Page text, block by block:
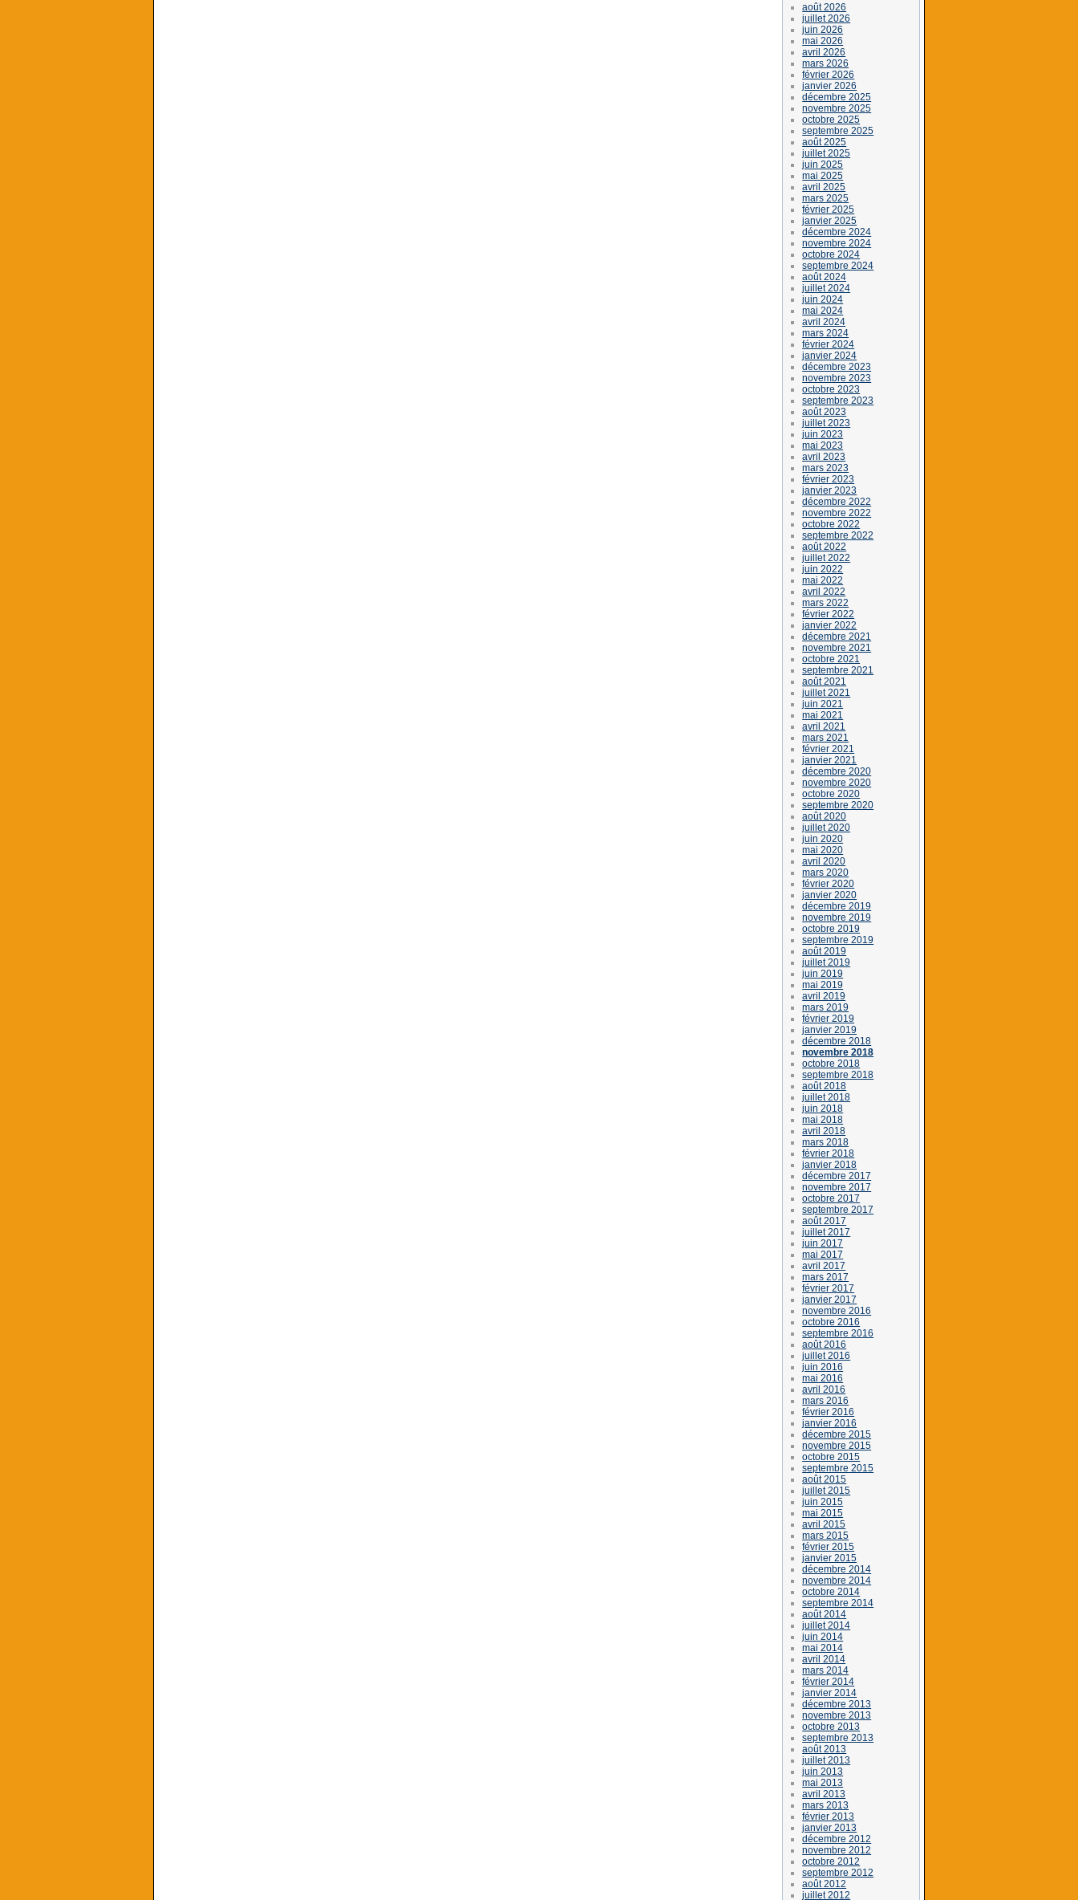
août 2026
juillet 2026
juin 2026
mai 2026
avril 2026
mars 2026
février 2026
janvier 2026
décembre 2025
novembre 2025
octobre 2025
septembre 2025
août 2025
juillet 2025
juin 2025
mai 2025
avril 2025
mars 2025
février 2025
janvier 2025
décembre 2024
novembre 2024
octobre 2024
septembre 2024
août 2024
juillet 2024
juin 2024
mai 2024
avril 2024
mars 2024
février 2024
janvier 2024
décembre 2023
novembre 2023
octobre 2023
septembre 2023
août 2023
juillet 2023
juin 2023
mai 2023
avril 2023
mars 2023
février 2023
janvier 2023
décembre 2022
novembre 2022
octobre 2022
septembre 2022
août 2022
juillet 2022
juin 2022
mai 2022
avril 2022
mars 2022
février 2022
janvier 2022
décembre 2021
novembre 2021
octobre 2021
septembre 2021
août 2021
juillet 2021
juin 2021
mai 2021
avril 2021
mars 2021
février 2021
janvier 2021
décembre 2020
novembre 2020
octobre 2020
septembre 2020
août 2020
juillet 2020
juin 2020
mai 2020
avril 2020
mars 2020
février 2020
janvier 2020
décembre 2019
novembre 2019
octobre 2019
septembre 2019
août 2019
juillet 2019
juin 2019
mai 2019
avril 2019
mars 2019
février 2019
janvier 2019
décembre 2018
novembre 2018
octobre 2018
septembre 2018
août 2018
juillet 2018
juin 2018
mai 2018
avril 2018
mars 2018
février 2018
janvier 2018
décembre 2017
novembre 2017
octobre 2017
septembre 2017
août 2017
juillet 2017
juin 2017
mai 2017
avril 2017
mars 2017
février 2017
janvier 2017
novembre 2016
octobre 2016
septembre 2016
août 2016
juillet 2016
juin 2016
mai 2016
avril 2016
mars 2016
février 2016
janvier 2016
décembre 2015
novembre 2015
octobre 2015
septembre 2015
août 2015
juillet 2015
juin 2015
mai 2015
avril 2015
mars 2015
février 2015
janvier 2015
décembre 2014
novembre 2014
octobre 2014
septembre 2014
août 2014
juillet 2014
juin 2014
mai 2014
avril 2014
mars 2014
février 2014
janvier 2014
décembre 2013
novembre 2013
octobre 2013
septembre 2013
août 2013
juillet 2013
juin 2013
mai 2013
avril 2013
mars 2013
février 2013
janvier 2013
décembre 2012
novembre 2012
octobre 2012
septembre 2012
août 2012
juillet 2012